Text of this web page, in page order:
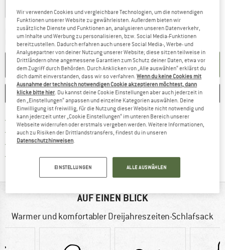
XL - Bodylength ->205 cm - Zip: Middle
Lieferzeit: 3-5 Werktage
Der Link öffnet sich in einer Infobox und
Menge:
IN DEN WARENKORB
MERKEN VERGLEICHEN
Portofrei ab CHF 100 (CH)Finde mehr Informationen zu den
100 Tage RückgaberechtGehe hier zu den Rückgabe-
Kauf auf Rechnung
Trusted Shops KäuferschutzFinde alle Infos hier!
AUF EINEN BLICK
Warmer und komfortabler Dreijahreszeiten-Schlafsack
Wir verwenden Cookies und vergleichbare Technologien, um die notwendigen
Funktionen unserer Website zu gewährleisten. Außerdem bieten wir
zusätzliche Dienste und Funktionen an, analysieren unseren Datenverkehr,
um Inhalte und Werbung zu personalisieren, bzw. Social Media-Funktionen
bereitzustellen. Dadurch erfahren auch unsere Social Media-, Werbe- und
Analysepartner von deiner Nutzung unserer Website; diese sitzen teilweise in
Drittländern ohne angemessene Garantien zum Schutz deiner Daten, etwa vor
dem Zugriff durch Behörden. Durch Anklicken von „Alle auswählen“ erklärst du
dich damit einverstanden, dass wir so verfahren.Wenn du keine Cookies mit
Ausnahme der technisch notwendigen Cookie akzeptieren möchtest, dann
klicke bitte hier. Du kannst deine Cookie Einstellungen aber auch jederzeit in
den „Einstellungen“ anpassen und einzelne Kategorien auswählen. Deine
Einwilligung ist freiwillig, für die Nutzung dieser Website nicht notwendig und
kann jederzeit unter „Cookie Einstellungen“ im unteren Bereich unserer
Webseite widerrufen oder erstmals vergeben werden. Weitere Informationen,
auch zu Risiken der Drittlandstransfers, findest du in unseren
Datenschutzhinweisen.
EINSTELLUNGEN ALLE AUSWÄHLEN